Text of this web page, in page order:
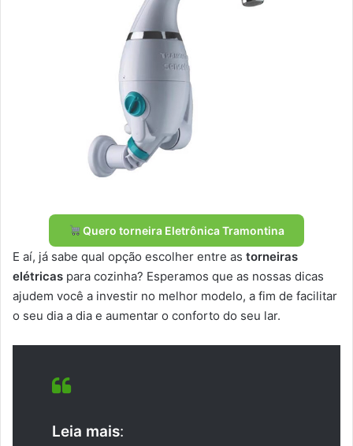
Quero torneira Eletrônica Tramontina
E aí, já sabe qual opção escolher entre as torneiras
elétricas para cozinha? Esperamos que as nossas dicas
ajudem você a investir no melhor modelo, a fim de facilitar
o seu dia a dia e aumentar o conforto do seu lar.
Leia mais: